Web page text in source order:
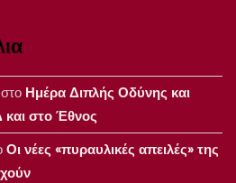
στο Ημέρα Διπλής Οδύνης και
και στο Έθνος
Οι νέες «πυραυλικές απειλές» της